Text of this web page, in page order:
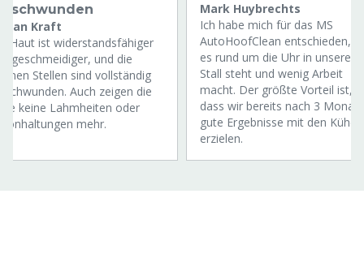
Kraft
Haut ist widerstandsfähiger
geschmeidiger, und die
Stellen sind vollständig
Auch zeigen die
keine Lahmheiten oder
mehr.
Mark Huybrechts
Ich habe mich für das MS
AutoHoofClean entschieden,
es rund um die Uhr in unserem
Stall steht und wenig Arbeit
macht. Der größte Vorteil ist,
dass wir bereits nach 3
gute Ergebnisse mit den Kühen
erzielen.